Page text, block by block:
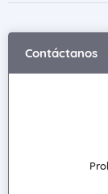
Contáctanos